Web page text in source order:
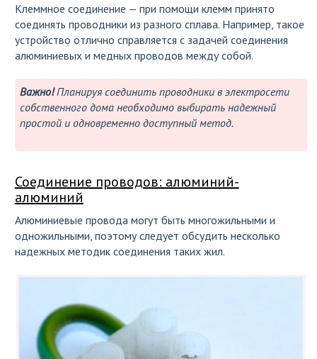
Клеммное соединение — при помощи клемм принято
соединять проводники из разного сплава. Например, такое
устройство отлично справляется с задачей соединения
алюминиевых и медных проводов между собой.
Важно!Планируя соединить проводники в электросети
собственного дома необходимо выбирать надежный
простой и одновременно доступный метод.
Соединение проводов: алюминий-
алюминий
Алюминиевые провода могут быть многожильными и
одножильными, поэтому следует обсудить несколько
надежных методик соединения таких жил.